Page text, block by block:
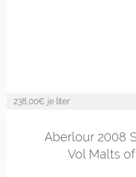
238,00€ je liter
Aberlour 2008
Vol Malts